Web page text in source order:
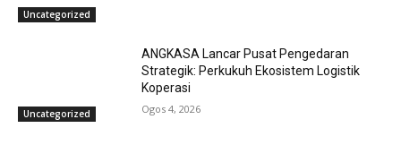
Uncategorized
Uncategorized
ANGKASA Lancar Pusat Pengedaran
Strategik: Perkukuh Ekosistem Logistik
Koperasi
Ogos 4, 2026